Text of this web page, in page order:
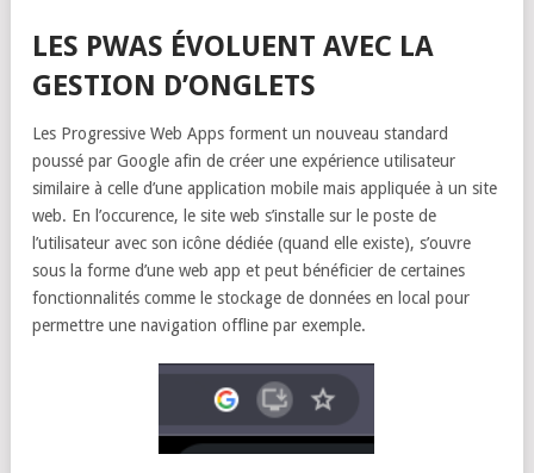
LES PWAS ÉVOLUENT AVEC LA
GESTION D’ONGLETS
Les Progressive Web Apps forment un nouveau standard
poussé par Google afin de créer une expérience utilisateur
similaire à celle d’une application mobile mais appliquée à un site
web. En l’occurence, le site web s’installe sur le poste de
l’utilisateur avec son icône dédiée (quand elle existe), s’ouvre
sous la forme d’une web app et peut bénéficier de certaines
fonctionnalités comme le stockage de données en local pour
permettre une navigation offline par exemple.